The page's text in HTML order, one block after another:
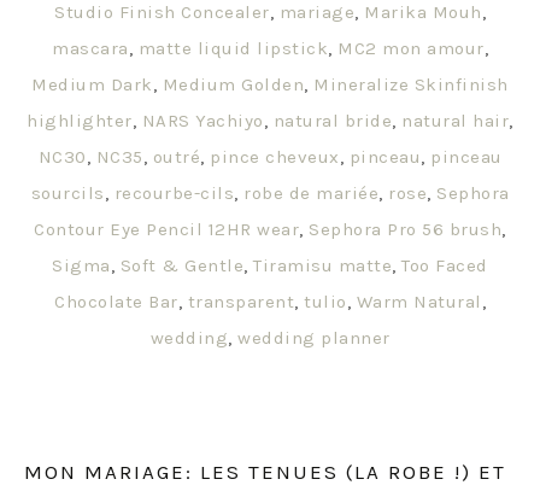
Studio Finish Concealer, mariage, Marika Mouh,
mascara, matte liquid lipstick, MC2 mon amour,
Medium Dark, Medium Golden, Mineralize Skinfinish
highlighter, NARS Yachiyo, natural bride, natural hair,
NC30, NC35, outré, pince cheveux, pinceau, pinceau
sourcils, recourbe-cils, robe de mariée, rose, Sephora
Contour Eye Pencil 12HR wear, Sephora Pro 56 brush,
Sigma, Soft & Gentle,Tiramisu matte,Too Faced
Chocolate Bar, transparent, tulio, Warm Natural ,
wedding, wedding planner
MON MARIAGE: LES TENUES (LA ROBE !) ET